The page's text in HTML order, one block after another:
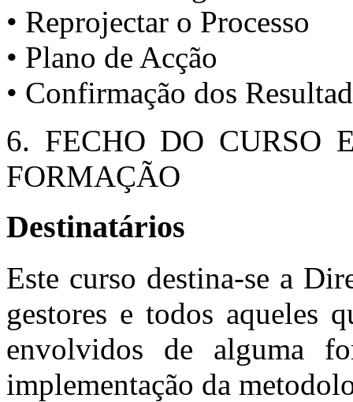
• Reprojectar o Processo
• Plano de Acção
• Confirmação dos
6. FECHO DO CURSO
FORMAÇÃO
Destinatários
Este curso destina-se a
gestores e todos aqueles
envolvidos de alguma
implementação da